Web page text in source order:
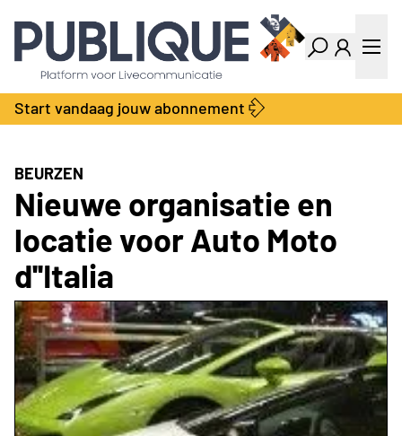
Industry Dashboard
Vacatures
Kalender
Producten
Bedrijvengids
Locatie Finder
Contact
Adverteren
Abonnementen
Start vandaag jouw abonnement
BEURZEN
Nieuwe organisatie en
locatie voor Auto Moto
d''Italia